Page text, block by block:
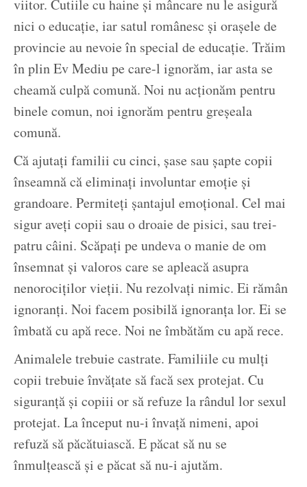
viitor. Cutiile cu haine și mâncare nu le asigură
nici o educație, iar satul românesc și orașele de
provincie au nevoie în special de educație. Trăim
în plin Ev Mediu pe care-l ignorăm, iar asta se
cheamă culpă comună. Noi nu acționăm pentru
binele comun, noi ignorăm pentru greșeala
comună.
Că ajutați familii cu cinci, șase sau șapte copii
înseamnă că eliminați involuntar emoție și
grandoare. Permiteți șantajul emoțional. Cel mai
sigur aveți copii sau o droaie de pisici, sau trei-
patru câini. Scăpați pe undeva o manie de om
însemnat și valoros care se apleacă asupra
nenorociților vieții. Nu rezolvați nimic. Ei rămân
ignoranți. Noi facem posibilă ignoranța lor. Ei se
îmbată cu apă rece. Noi ne îmbătăm cu apă rece.
Animalele trebuie castrate. Familiile cu mulți
copii trebuie învățate să facă sex protejat. Cu
siguranță și copiii or să refuze la rândul lor sexul
protejat. La început nu-i învață nimeni, apoi
refuză să păcătuiască. E păcat să nu se
înmulțească și e păcat să nu-i ajutăm.